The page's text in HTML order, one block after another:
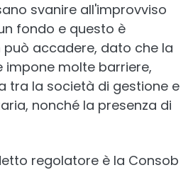
svanire all'improvviso
fondo e questo è
accadere, dato che la
impone molte barriere,
tra la società di gestione e
nonché la presenza di
regolatore è la Consob